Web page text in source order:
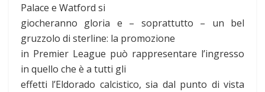
Palace e Watford si
giocheranno gloria e – soprattutto – un bel
gruzzolo di sterline: la promozione
in Premier League può rappresentare l’ingresso
in quello che è a tutti gli
effetti l’Eldorado calcistico, sia dal punto di vista